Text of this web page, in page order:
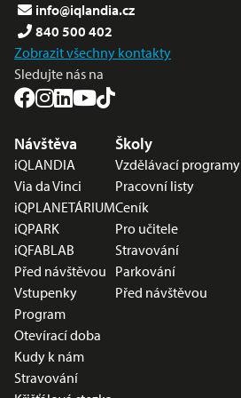
info@iqlandia.cz
840 500 402
Zobrazit všechny kontakty
Sledujte nás na
Nabídka v zápatí
Návštěva
iQLANDIA
Via da Vinci
iQPLANETÁRIUM
iQPARK
iQFABLAB
Před návštěvou
Vstupenky
Program
Otevírací doba
Kudy k nám
Stravování
Školy
Vzdělávací programy
Pracovní listy
Ceník
Pro učitele
Stravování
Parkování
Před návštěvou